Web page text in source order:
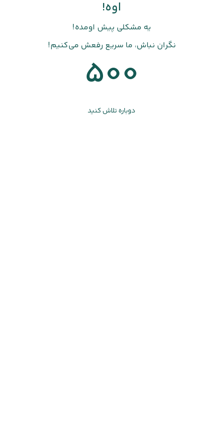
اوه!
یه مشکلی پیش اومده!
نگران نباش، ما سریع رفعش می‌کنیم!
500
دوباره تلاش کنید